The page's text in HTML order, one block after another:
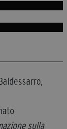
sulla